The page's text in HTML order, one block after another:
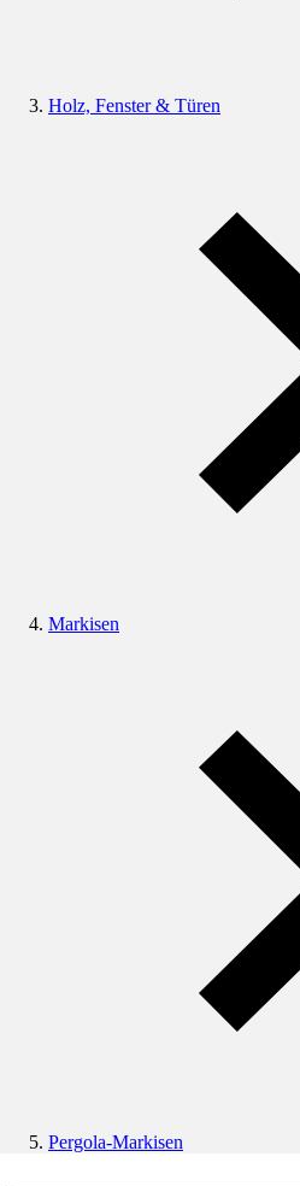
Holz, Fenster & Türen
Markisen
Pergola-Markisen